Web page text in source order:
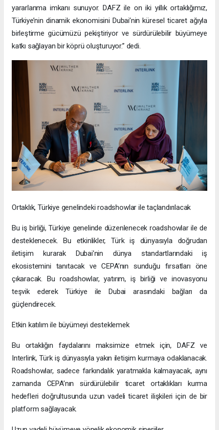
yararlanma imkanı sunuyor. DAFZ ile on iki yıllık ortaklığımız,
Türkiye’nin dinamik ekonomisini Dubai’nin küresel ticaret ağıyla
birleştirme gücümüzü pekiştiriyor ve sürdürülebilir büyümeye
katkı sağlayan bir köprü oluşturuyor.” dedi.
Ortaklık, Türkiye genelindeki roadshowlar ile taçlandırılacak
Bu iş birliği, Türkiye genelinde düzenlenecek roadshowlar ile de
desteklenecek. Bu etkinlikler, Türk iş dünyasıyla doğrudan
iletişim kurarak Dubai’nin dünya standartlarındaki iş
ekosistemini tanıtacak ve CEPA’nın sunduğu fırsatları öne
çıkaracak. Bu roadshowlar, yatırım, iş birliği ve inovasyonu
teşvik ederek Türkiye ile Dubai arasındaki bağları da
güçlendirecek.
Etkin katılım ile büyümeyi desteklemek
Bu ortaklığın faydalarını maksimize etmek için, DAFZ ve
Interlink, Türk iş dünyasıyla yakın iletişim kurmaya odaklanacak.
Roadshowlar, sadece farkındalık yaratmakla kalmayacak, aynı
zamanda CEPA’nın sürdürülebilir ticaret ortaklıkları kurma
hedefleri doğrultusunda uzun vadeli ticaret ilişkileri için de bir
platform sağlayacak.